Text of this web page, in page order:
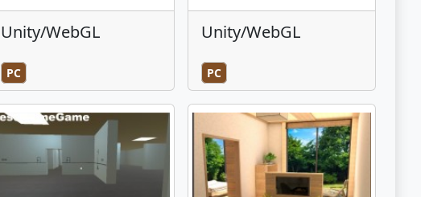
Unity/WebGL
PC
Unity/WebGL
PC